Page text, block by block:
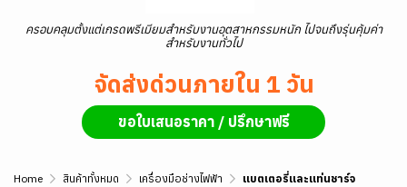
ครอบคลุมตั้งแต่เกรดพรีเมียมสำหรับงานอุตสาหกรรมหนัก ไปจนถึงรุ่นคุ้มค่า
สำหรับงานทั่วไป
จัดส่งด่วนภายใน 1 วัน
ขอใบเสนอราคา / ปรึกษาฟรี
Home สินค้าทั้งหมด เครื่องมือช่างไฟฟ้า แบตเตอรี่และแท่นชาร์จ